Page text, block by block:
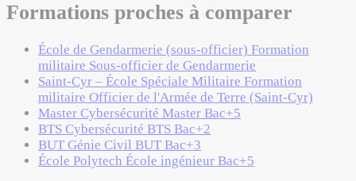
Formations proches à comparer
École de Gendarmerie (sous-officier) Formation
militaire Sous-officier de Gendarmerie
Saint-Cyr – École Spéciale Militaire Formation
militaire Officier de l'Armée de Terre (Saint-Cyr)
Master Cybersécurité Master Bac+5
BTS Cybersécurité BTS Bac+2
BUT Génie Civil BUT Bac+3
École Polytech École ingénieur Bac+5